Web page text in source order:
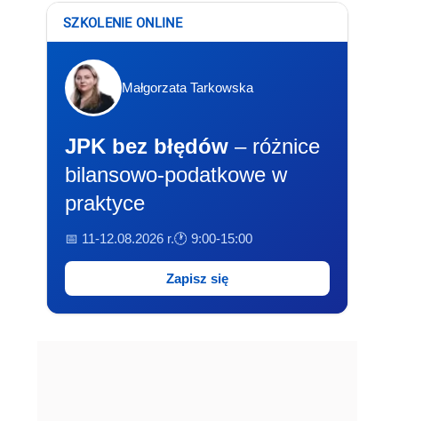
SZKOLENIE ONLINE
Małgorzata Tarkowska
JPK bez błędów – różnice
bilansowo-podatkowe w
praktyce
📅 11-12.08.2026 r.🕐 9:00-15:00
Zapisz się